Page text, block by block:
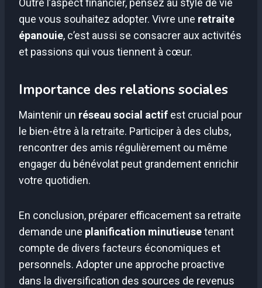
que vous souhaitez adopter. Vivre une retraite
épanouie, c’est aussi se consacrer aux activités
et passions qui vous tiennent à cœur.
Importance des relations sociales
Maintenir un réseau social actif est crucial pour
le bien-être à la retraite. Participer à des clubs,
rencontrer des amis régulièrement ou même
engager du bénévolat peut grandement enrichir
votre quotidien.
En conclusion, préparer efficacement sa retraite
demande une planification minutieusetenant
compte de divers facteurs économiques et
personnels. Adopter une approche proactive
dans la diversification des sources de revenus